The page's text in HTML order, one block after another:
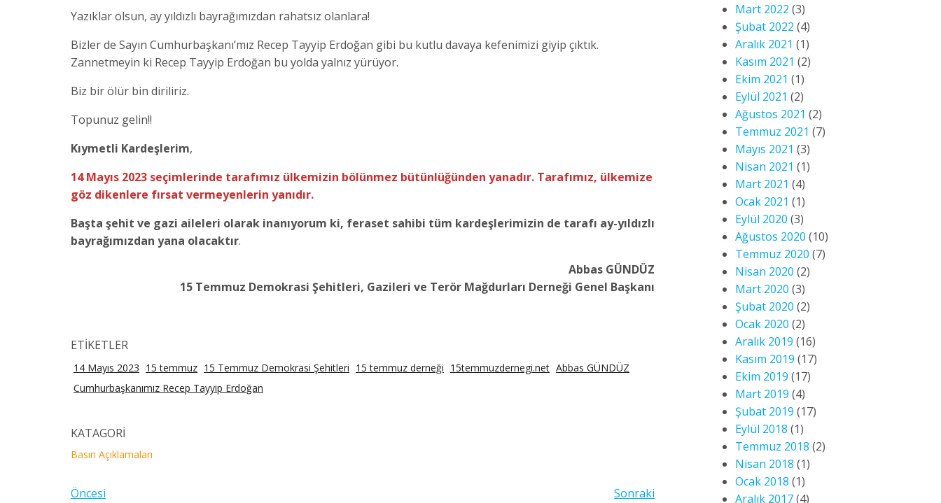
Yazıklar olsun, ay yıldızlı bayrağımızdan rahatsız olanlara!
Bizler de Sayın Cumhurbaşkanı’mız Recep Tayyip Erdoğan gibi bu kutlu davaya kefenimizi giyip çıktık.
Zannetmeyin ki Recep Tayyip Erdoğan bu yolda yalnız yürüyor.
Biz bir ölür bin diriliriz.
Topunuz gelin!!
Kıymetli Kardeşlerim,
14 Mayıs 2023 seçimlerinde tarafımız ülkemizin bölünmez bütünlüğünden yanadır. Tarafımız, ülkemize
göz dikenlere fırsat vermeyenlerin yanıdır.
Başta şehit ve gazi aileleri olarak inanıyorum ki, feraset sahibi tüm kardeşlerimizin de tarafı ay-yıldızlı
bayrağımızdan yana olacaktır.
Abbas GÜNDÜZ
15 Temmuz Demokrasi Şehitleri, Gazileri ve Terör Mağdurları Derneği Genel Başkanı
ETİKETLER
14 Mayıs 2023 15 temmuz 15 Temmuz Demokrasi Şehitleri 15 temmuz derneği 15temmuzdernegi.net Abbas GÜNDÜZ
Cumhurbaşkanımız Recep Tayyip Erdoğan
KATAGORİ
Basın Açıklamaları
Öncesi Sonraki
Mart 2022 (3)
Şubat 2022 (4)
Aralık 2021 (1)
Kasım 2021 (2)
Ekim 2021 (1)
Eylül 2021 (2)
Ağustos 2021 (2)
Temmuz 2021 (7)
Mayıs 2021 (3)
Nisan 2021 (1)
Mart 2021 (4)
Ocak 2021 (1)
Eylül 2020 (3)
Ağustos 2020 (10)
Temmuz 2020 (7)
Nisan 2020 (2)
Mart 2020 (3)
Şubat 2020 (2)
Ocak 2020 (2)
Aralık 2019 (16)
Kasım 2019 (17)
Ekim 2019 (17)
Mart 2019 (4)
Şubat 2019 (17)
Eylül 2018 (1)
Temmuz 2018 (2)
Nisan 2018 (1)
Ocak 2018 (1)
Aralık 2017(4)